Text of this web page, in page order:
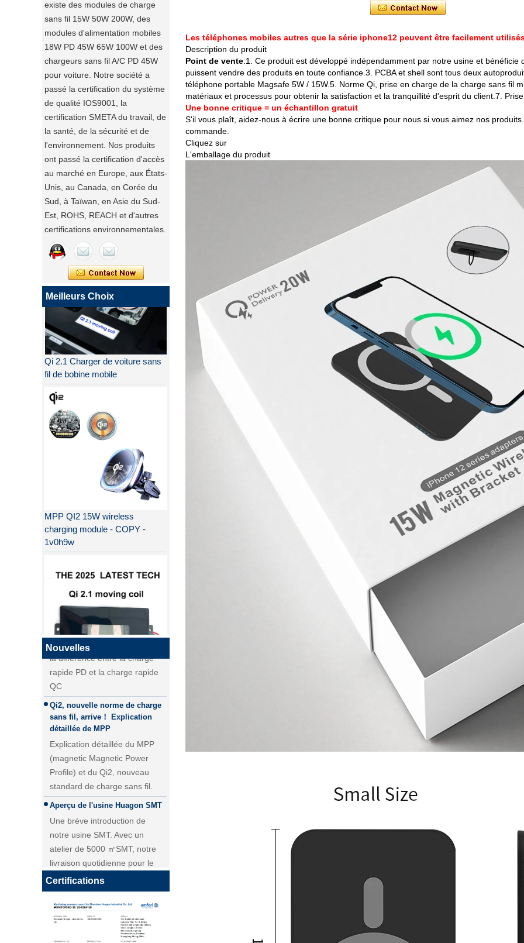
existe des modules de charge
sans fil 15W 50W 200W, des
modules d'alimentation mobiles
18W PD 45W 65W 100W et des
chargeurs sans fil A/C PD 45W
pour voiture. Notre société a
passé la certification du système
de qualité IOS9001, la
certification SMETA du travail, de
la santé, de la sécurité et de
l'environnement. Nos produits
ont passé la certification d'accès
au marché en Europe, aux États-
Unis, au Canada, en Corée du
Sud, à Taïwan, en Asie du Sud-
Est, ROHS, REACH et d'autres
certifications environnementales.
Meilleurs Choix
Qi 2.1 Charger de voiture sans
fil de bobine mobile
MPP QI2 15W wireless
1v0h9w
QI2
Module de charge sans fil 25W
QI2 Chargeur sans fil - Copie -
JCJW30
Nouvelles
QI ?
la différence entre la charge
rapide PD et la charge rapide
QC
la différence entre la charge
rapide PD et la charge rapide
Qi2, nouvelle norme de charge
sans fil, arrive！ Explication
détaillée de MPP
Explication détaillée du MPP
Aperçu de l'usine Huagon SMT
Une brève introduction de
000 pièces.
Personnalisation du module de
charge sans fil Huagon solution
de charge sans fil unique
Personnalisation du module de
Certifications
Les téléphones mobiles autres que la série iphone12 peuvent être facilement
Description du produit
Point de vente:1. Ce produit est développé indépendamment par notre usine et
puissent vendre des produits en toute confiance.3. PCBA et shell sont tous deux
téléphone portable Magsafe 5W / 15W.5. Norme Qi, prise en charge de la charge sans fil
matériaux et processus pour obtenir la satisfaction et la tranquillité d'esprit du client.7.
Une bonne critique = un échantillon gratuit
S'il vous plaît, aidez-nous à écrire une bonne critique pour nous si vous aimez nos
commande.
Cliquez sur
L'emballage du produit